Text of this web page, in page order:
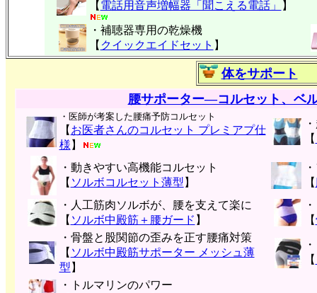
【 電話用音声増幅器「聞こえる電話」 】
・補聴器専用の乾燥機
【 クイックエイドセット 】
体をサポート
腰サポーター―コルセット、ベ
・医師が考案した腰痛予防コルセット
【 お医者さんのコルセット プレミアプ仕
様 】
【
・動きやすい高機能コルセット
【 ソルボコルセット薄型 】
【
・人工筋肉ソルボが、腰を支えて楽に
【 ソルボ中殿筋＋腰ガード 】
【
・骨盤と股関節の歪みを正す腰痛対策
【 ソルボ中殿筋サポーター メッシュ薄
型 】
【
・トルマリンのパワー